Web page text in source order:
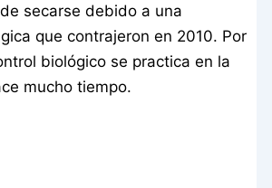
secarse debido a una
que contrajeron en 2010. Por
biológico se practica en la
mucho tiempo.